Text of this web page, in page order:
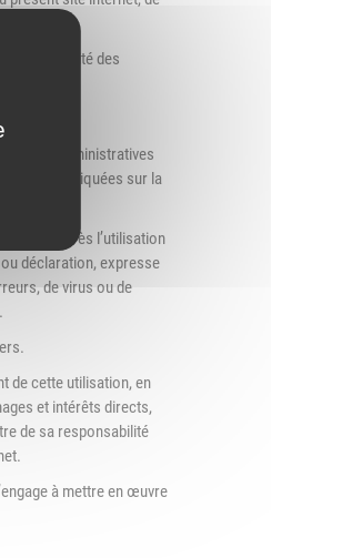
de la fiabilité des
administratives
communiquées sur la
après l’utilisation
déclaration, expresse
de virus ou de
de cette utilisation, en
et intérêts directs,
de sa responsabilité
à mettre en œuvre